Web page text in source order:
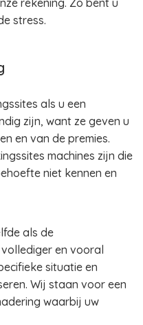
rekening. Zo bent u
stress.
als u een
zijn, want ze geven u
en van de premies.
machines zijn die
niet kennen en
als de
en vooral
situatie en
Wij staan voor een
waarbij uw